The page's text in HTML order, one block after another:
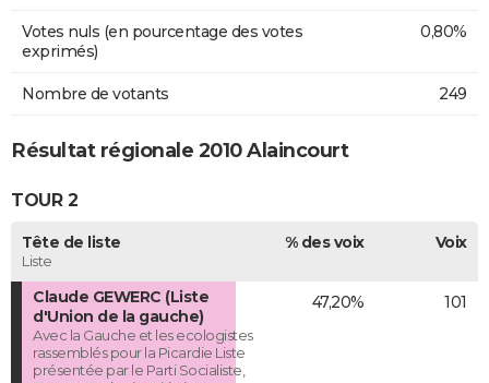
Votes nuls (en pourcentage des votes
exprimés)
0,80%
Nombre de votants 249
Résultat régionale 2010 Alaincourt
TOUR 2
Tête de liste
Liste
% des voix Voix
Claude GEWERC (Liste
d'Union de la gauche)
Avec la Gauche et les ecologistes
rassemblés pour la Picardie Liste
présentée par le Parti Socialiste,
47,20% 101